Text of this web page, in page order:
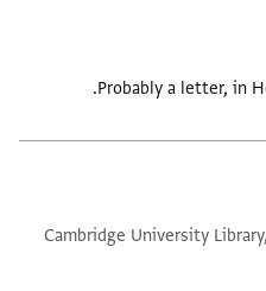
Probably a letter, in
Cambridge University